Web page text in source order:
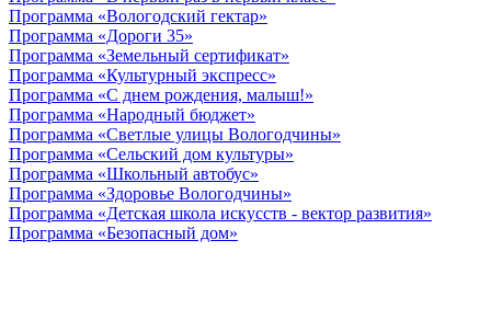
Программа «Вологодский гектар»
Программа «Дороги 35»
Программа «Земельный сертификат»
Программа «Культурный экспресс»
Программа «С днем рождения, малыш!»
Программа «Народный бюджет»
Программа «Светлые улицы Вологодчины»
Программа «Сельский дом культуры»
Программа «Школьный автобус»
Программа «Здоровье Вологодчины»
Программа «Детская школа искусств - вектор развития»
Программа «Безопасный дом»